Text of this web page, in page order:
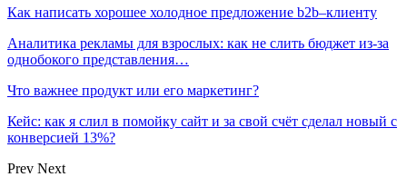
Как написать хорошее холодное предложение b2b–клиенту
Аналитика рекламы для взрослых: как не слить бюджет из-за
однобокого представления…
Что важнее продукт или его маркетинг?
Кейс: как я слил в помойку сайт и за свой счёт сделал новый с
конверсией 13%?
Prev Next